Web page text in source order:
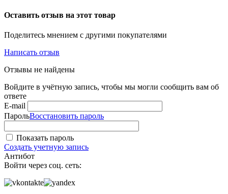
Оставить отзыв на этот товар
Поделитесь мнением с другими покупателями
Написать отзыв
Отзывы не найдены
Войдите в учётную запись, чтобы мы могли сообщить вам об
ответе
E-mail
ПарольВосстановить пароль
Показать пароль
Создать учетную запись
Антибот
Войти через соц. сеть: